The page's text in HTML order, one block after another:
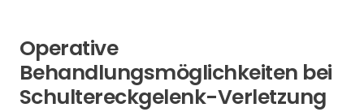
Operative
Behandlungsmöglichkeiten bei
Schultereckgelenk-Verletzung